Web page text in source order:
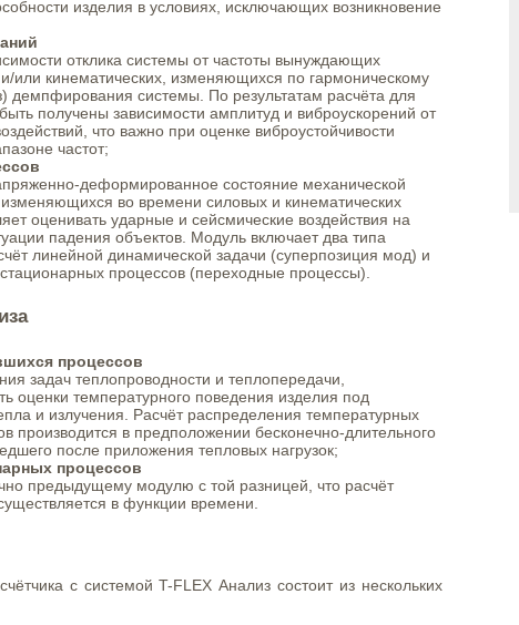
изделия в условиях, исключающих возникновение
отклика системы от частоты вынуждающих
или кинематических, изменяющихся по гармоническому
демпфирования системы. По результатам расчёта для
получены зависимости амплитуд и виброускорений от
что важно при оценке виброустойчивости
частот;
деформированное состояние механической
во времени силовых и кинематических
оценивать ударные и сейсмические воздействия на
падения объектов. Модуль включает два типа
линейной динамической задачи (суперпозиция мод) и
процессов (переходные процессы).
процессов
задач теплопроводности и теплопередачи,
оценки температурного поведения изделия под
и излучения. Расчёт распределения температурных
производится в предположении бесконечно-длительного
после приложения тепловых нагрузок;
процессов
предыдущему модулю с той разницей, что расчёт
в функции времени.
с системой T-FLEX Анализ состоит из нескольких